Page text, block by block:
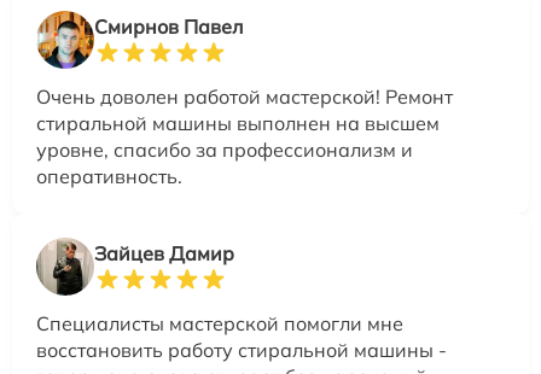
Смирнов Павел
Очень доволен работой мастерской! Ремонт
стиральной машины выполнен на высшем
уровне, спасибо за профессионализм и
оперативность.
Зайцев Дамир
Специалисты мастерской помогли мне
восстановить работу стиральной машины -